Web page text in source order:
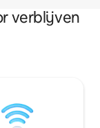
verblijven